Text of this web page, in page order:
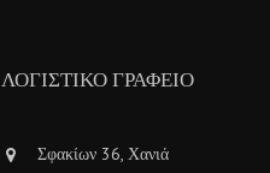
ΛΟΓΙΣΤΙΚΌ ΓΡΑΦΕΊΟ
Σφακίων 36, Χανιά